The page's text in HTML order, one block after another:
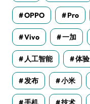
OPPO Pro
Vivo 一加
人工智能 体验
发布 小米